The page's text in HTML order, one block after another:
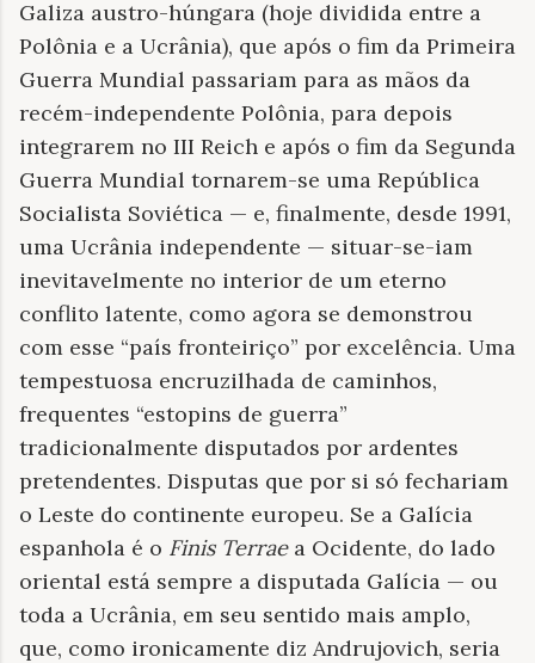
Galiza austro-húngara (hoje dividida entre a
Polônia e a Ucrânia), que após o fim da Primeira
Guerra Mundial passariam para as mãos da
recém-independente Polônia, para depois
integrarem no III Reich e após o fim da Segunda
Guerra Mundial tornarem-se uma República
Socialista Soviética — e, finalmente, desde 1991,
uma Ucrânia independente — situar-se-iam
inevitavelmente no interior de um eterno
conflito latente, como agora se demonstrou
com esse “país fronteiriço” por excelência. Uma
tempestuosa encruzilhada de caminhos,
frequentes “estopins de guerra”
tradicionalmente disputados por ardentes
pretendentes. Disputas que por si só fechariam
o Leste do continente europeu. Se a Galícia
espanhola é o Finis Terraea Ocidente, do lado
oriental está sempre a disputada Galícia — ou
toda a Ucrânia, em seu sentido mais amplo,
que, como ironicamente diz Andrujovich, seria